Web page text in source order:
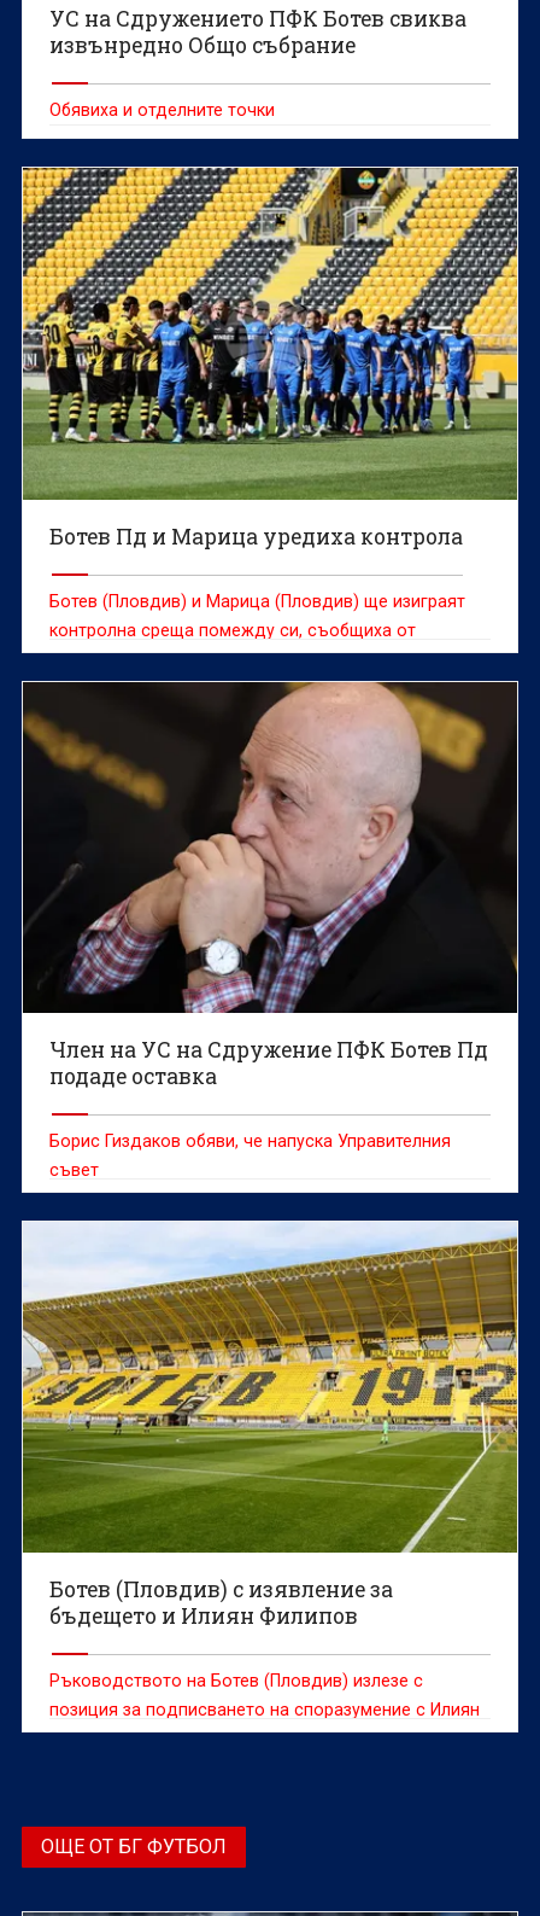
УС на Сдружението ПФК Ботев свиква
извънредно Общо събрание
Обявиха и отделните точки
Ботев Пд и Марица уредиха контрола
Ботев (Пловдив) и Марица (Пловдив) ще изиграят
контролна среща помежду си, съобщиха от
третодивизионния футболен клуб.
Член на УС на Сдружение ПФК Ботев Пд
подаде оставка
Борис Гиздаков обяви, че напуска Управителния
съвет
Ботев (Пловдив) с изявление за
бъдещето и Илиян Филипов
Ръководството на Ботев (Пловдив) излезе с
позиция за подписването на споразумение с Илиян
Филипов
ОЩЕ ОТ БГ ФУТБОЛ